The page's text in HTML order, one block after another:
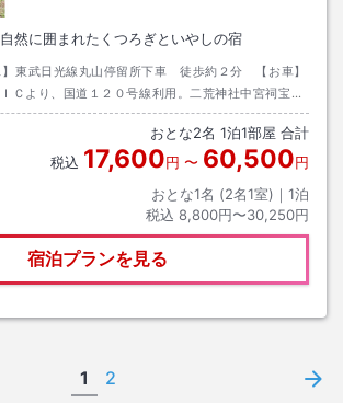
然に囲まれたくつろぎといやしの宿
】東武日光線丸山停留所下車 徒歩約２分 【お車】
Ｃより、国道１２０号線利用。二荒神社中宮祠宝物
おとな2名 1泊1部屋 合計
税込 17,600円 〜 60,500円
おとな1名 (2名1室)｜ 1泊
税込 8,800円〜30,250円
宿泊プランを見る
1 2